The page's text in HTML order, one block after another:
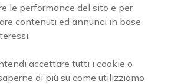
azienda del gruppo INCEPT
le performance del sito e per
contenuti ed annunci in base
accettare tutti i cookie o
di più su come utilizziamo